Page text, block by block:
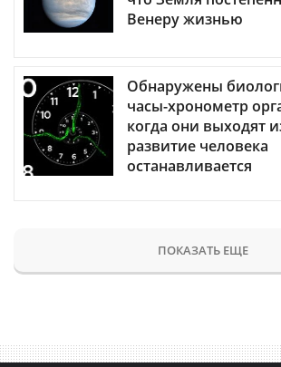
Венеру жизнью
Обнаружены
часы-хронометр
когда они выходят
развитие человека
останавливается
ПОКАЗАТЬ ЕЩЕ